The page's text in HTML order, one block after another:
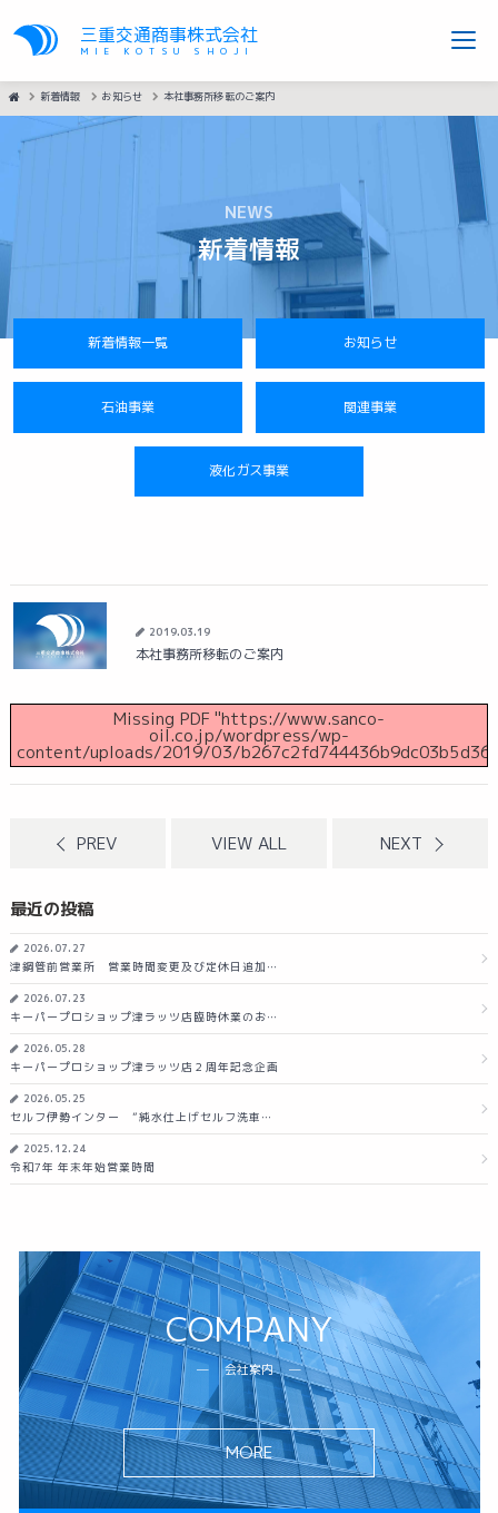
HOME新着情報 お知らせ 本社事務所移転のご案内
NEWS
新着情報
三重交通商事株式会社
MIE KOTSU SHOJI
新着情報一覧 お知らせ
石油事業 関連事業
液化ガス事業
2019.03.19
本社事務所移転のご案内
Missing PDF "https://www.sanco-
oil.co.jp/wordpress/wp-
content/uploads/2019/03/
PREV VIEW ALL NEXT
最近の投稿
2026.07.27
津鋼管前営業所 営業時間変更及び定休日追加…
2026.07.23
キーパープロショップ津ラッツ店臨時休業のお…
2026.05.28
キーパープロショップ津ラッツ店２周年記念企画
2026.05.25
セルフ伊勢インター ”純水仕上げセルフ洗車…
2025.12.24
令和7年 年末年始営業時間
COMPANY
会社案内
MORE